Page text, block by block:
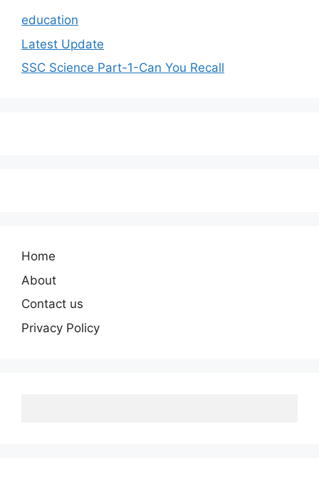
education
Latest Update
SSC Science Part-1-Can You Recall
Home
About
Contact us
Privacy Policy